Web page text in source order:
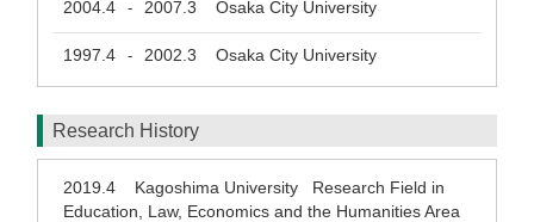
2004.4 - 2007.3 Osaka City University
1997.4 - 2002.3 Osaka City University
Research History
2019.4 Kagoshima University Research Field in
Education, Law, Economics and the Humanities Area